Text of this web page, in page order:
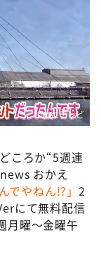
©️ABCテレビ
ころか“5週連
おかえ
でやねん!?」2
にて無料配信
月曜～金曜午